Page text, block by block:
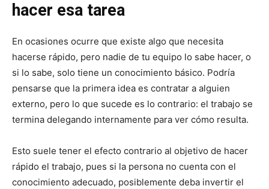
hacer esa tarea
En ocasiones ocurre que existe algo que necesita
hacerse rápido, pero nadie de tu equipo lo sabe hacer, o
si lo sabe, solo tiene un conocimiento básico. Podría
pensarse que la primera idea es contratar a alguien
externo, pero lo que sucede es lo contrario: el trabajo se
termina delegando internamente para ver cómo resulta.
Esto suele tener el efecto contrario al objetivo de hacer
rápido el trabajo, pues si la persona no cuenta con el
conocimiento adecuado, posiblemente deba invertir el